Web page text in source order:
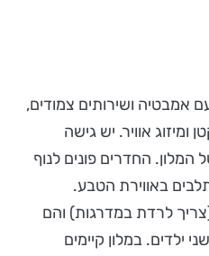
אמבטיה ושירותים צמודים,
ומיזוג אוויר. יש גישה
החדרים פונים לנוף
באווירת הטבע.
לרדת במדרגות) והם
ילדים. במלון קיימים